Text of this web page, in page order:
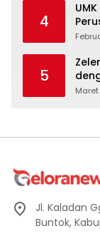
4
5
Jl. Kaladan
Buntok,